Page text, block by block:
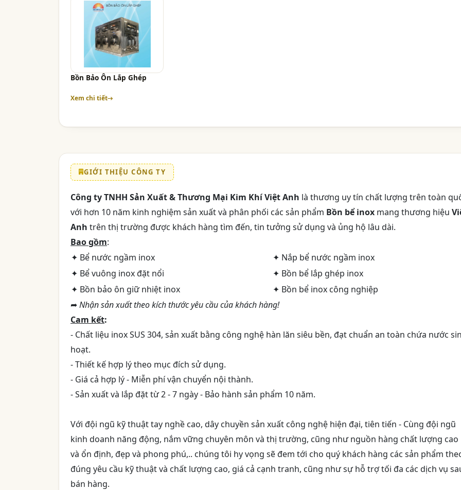
Bồn Bảo Ôn Lắp Ghép
Xem chi tiết
GIỚI THIỆU CÔNG TY
Công ty TNHH Sản Xuất & Thương Mại Kim Khí Việt Anh là thương uy tín chất lượng trên toàn
với hơn 10 năm kinh nghiệm sản xuất và phân phối các sản phẩm Bồn bể inox mang thương hiệu
Anh trên thị trường được khách hàng tìm đến, tin tưởng sử dụng và ủng hộ lâu dài.
Bao gồm:
✦ Bể nước ngầm inox
✦ Nắp bể nước ngầm inox
✦ Bể vuông inox đặt nổi
✦ Bồn bể lắp ghép inox
✦ Bồn bảo ôn giữ nhiệt inox
✦ Bồn bể inox công nghiệp
➦Nhận sản xuất theo kích thước yêu cầu của khách hàng!
Cam kết:
- Chất liệu inox SUS 304, sản xuất bằng công nghệ hàn lăn siêu bền, đạt chuẩn an toàn chứa nước
hoạt.
- Thiết kế hợp lý theo mục đích sử dụng.
- Giá cả hợp lý - Miễn phí vận chuyển nội thành.
- Sản xuất và lắp đặt từ 2 - 7 ngày - Bảo hành sản phẩm 10 năm.
Với đội ngũ kỹ thuật tay nghề cao, dây chuyền sản xuất công nghệ hiện đại, tiên tiến - Cùng đội ngũ
kinh doanh năng động, nắm vững chuyên môn và thị trường, cũng như nguồn hàng chất lượng cao
và ổn định, đẹp và phong phú,.. chúng tôi hy vọng sẽ đem tới cho quý khách hàng các sản phẩm
đúng yêu cầu kỹ thuật và chất lượng cao, giá cả cạnh tranh, cũng như sự hỗ trợ tối đa các dịch vụ
bán hàng.